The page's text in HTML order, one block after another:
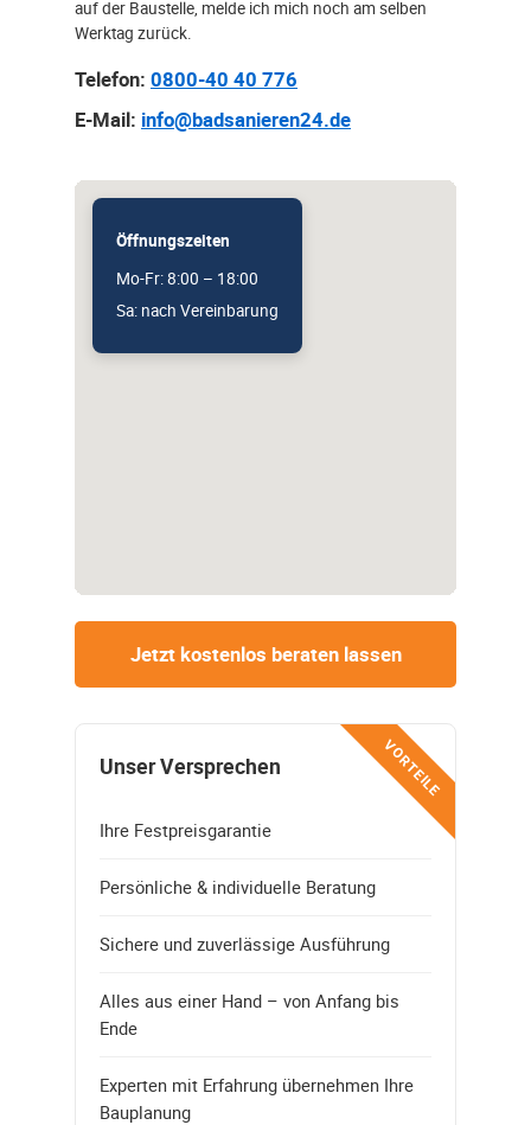
auf der Baustelle, melde ich mich noch am selben
Werktag zurück.
Telefon: 0800-40 40 776
E-Mail: info@badsanieren24.de
Öffnungszeiten
Mo-Fr: 8:00 – 18:00
Sa: nach Vereinbarung
Jetzt kostenlos beraten lassen
VORTEILE
Unser Versprechen
Ihre Festpreisgarantie
Persönliche & individuelle Beratung
Sichere und zuverlässige Ausführung
Alles aus einer Hand – von Anfang bis
Ende
Experten mit Erfahrung übernehmen Ihre
Bauplanung